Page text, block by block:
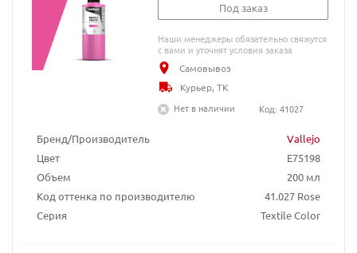
Бренд/Производитель
Vallejo
Цвет
E75198
Объем
200 мл
Код оттенка по производителю
41.027 Rose
Серия
Textile Color
Под заказ
Наши менеджеры обязательно свяжутся
с вами и уточнят условия заказа
Самовывоз
Курьер, ТК
Нет в наличии
Код: 41027